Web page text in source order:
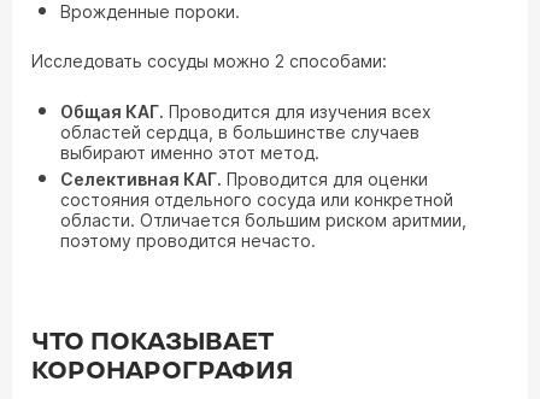
Врожденные пороки.
Исследовать сосуды можно 2 способами:
Общая КАГ. Проводится для изучения всех
областей сердца, в большинстве случаев
выбирают именно этот метод.
Селективная КАГ. Проводится для оценки
состояния отдельного сосуда или конкретной
области. Отличается большим риском аритмии,
поэтому проводится нечасто.
ЧТО ПОКАЗЫВАЕТ
КОРОНАРОГРАФИЯ